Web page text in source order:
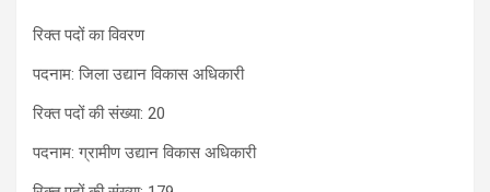
रिक्त पदों का विवरण
पदनाम: जिला उद्यान विकास अधिकारी
रिक्त पदों की संख्या: 20
पदनाम: ग्रामीण उद्यान विकास अधिकारी